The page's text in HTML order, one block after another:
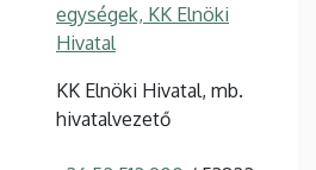
egységek, KK Elnöki
Hivatal
KK Elnöki Hivatal, mb.
hivatalvezető